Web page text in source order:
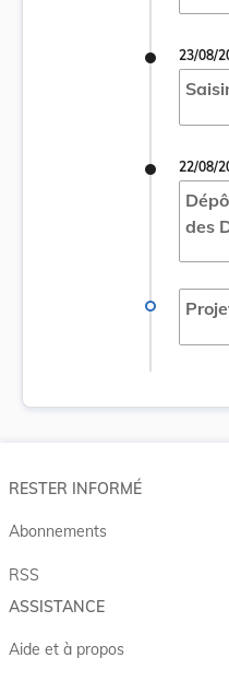
23/08/
22/08/
des
RESTER INFORMÉ
Abonnements
RSS
ASSISTANCE
Aide et à propos